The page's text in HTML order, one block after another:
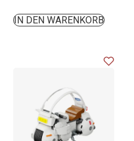
IN DEN WARENKORB